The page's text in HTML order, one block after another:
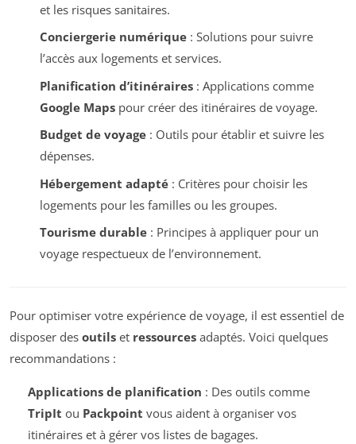
et les risques sanitaires.
Conciergerie numérique: Solutions pour suivre
l’accès aux logements et services.
Planification d’itinéraires: Applications comme
Google Mapspour créer des itinéraires de voyage.
Budget de voyage: Outils pour établir et suivre les
dépenses.
Hébergement adapté: Critères pour choisir les
logements pour les familles ou les groupes.
Tourisme durable: Principes à appliquer pour un
voyage respectueux de l’environnement.
Pour optimiser votre expérience de voyage, il est essentiel de
disposer des outils et ressources adaptés. Voici quelques
recommandations :
Applications de planification : Des outils comme
TripIt ou Packpoint vous aident à organiser vos
itinéraires et à gérer vos listes de bagages.